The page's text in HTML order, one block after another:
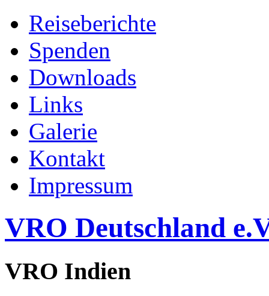
Reiseberichte
Spenden
Downloads
Links
Galerie
Kontakt
Impressum
VRO Deutschland
VRO Indien